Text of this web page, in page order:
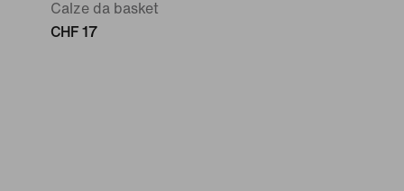
Calze da basket
CHF 17